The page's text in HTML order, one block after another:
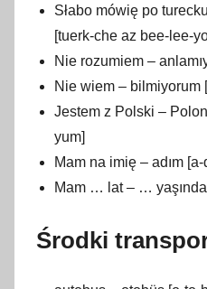
Słabo mówię po
[tuerk-che az bee-lee-
Nie rozumiem –
Nie wiem – bilmiyorum
Jestem z Polski –
yum]
Mam na imię – adım [a-
Mam … lat – …
Środki